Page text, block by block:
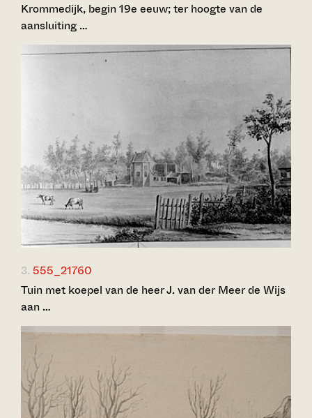
Krommedijk, begin 19e eeuw; ter hoogte van de
aansluiting …
3. 555_21760
Tuin met koepel van de heer J. van der Meer de Wijs
aan …